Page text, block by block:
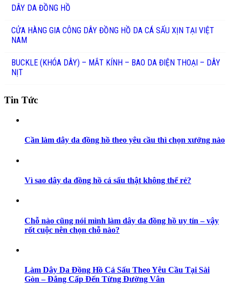
DÂY DA ĐỒNG HỒ
CỬA HÀNG GIA CÔNG DÂY ĐỒNG HỒ DA CÁ SẤU XỊN TẠI VIỆT
NAM
BUCKLE (KHÓA DÂY) – MẮT KÍNH – BAO DA ĐIỆN THOẠI – DÂY
NỊT
Tin Tức
Cần làm dây da đồng hồ theo yêu cầu thì chọn xưởng nào
Vì sao dây da đồng hồ cá sấu thật không thể rẻ?
Chỗ nào cũng nói mình làm dây da đồng hồ uy tín – vậy
rốt cuộc nên chọn chỗ nào?
Làm Dây Da Đồng Hồ Cá Sấu Theo Yêu Cầu Tại Sài
Gòn – Đẳng Cấp Đến Từng Đường Vân